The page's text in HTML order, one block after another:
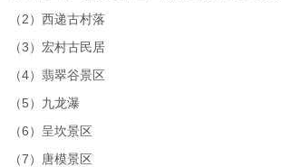
（2）西递古村落
（3）宏村古民居
（4）翡翠谷景区
（5）九龙瀑
（6）呈坎景区
（7）唐模景区